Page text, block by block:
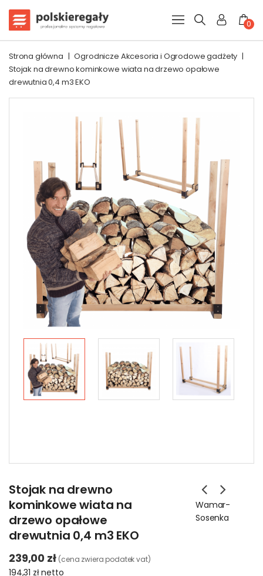
0
Strona główna | Ogrodnicze Akcesoria i Ogrodowe gadżety |
Stojak na drewno kominkowe wiata na drzewo opałowe
drewutnia 0,4 m3 EKO
Stojak na drewno
kominkowe wiata na
drzewo opałowe
drewutnia 0,4 m3 EKO
Wamar-
Sosenka
239,00 zł (cena zwiera podatek vat)
194,31 złnetto